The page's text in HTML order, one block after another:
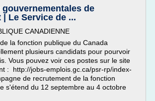
gouvernementales de
Le Service de ...
CANADIENNE
la fonction publique du Canada
plusieurs candidats pour pourvoir
Vous pouvez voir ces postes sur le site
: http://jobs-emplois.gc.ca/psr-rp/index-
de recrutement de la fonction
s'étend du 12 septembre au 4 octobre